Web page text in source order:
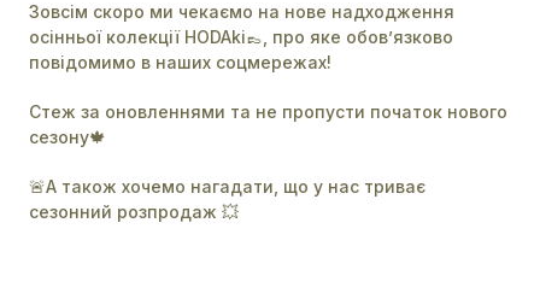
Зовсім скоро ми чекаємо на нове надходження
осінньої колекції HODAki👞, про яке обов’язково
повідомимо в наших соцмережах!
Стеж за оновленнями та не пропусти початок нового
сезону🍁
🚨А також хочемо нагадати, що у нас триває
сезонний розпродаж 💥